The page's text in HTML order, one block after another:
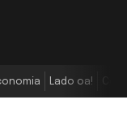
Lado oa!